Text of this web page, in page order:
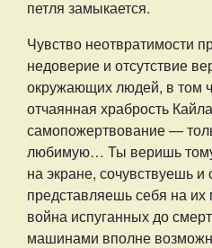
петля замыкается.
Чувство неотвратимости
недоверие и отсутствие
окружающих людей, в том
отчаянная храбрость
самопожертвование —
любимую… Ты веришь
на экране, сочувствуешь
представляешь себя на
война испуганных до
машинами вполне